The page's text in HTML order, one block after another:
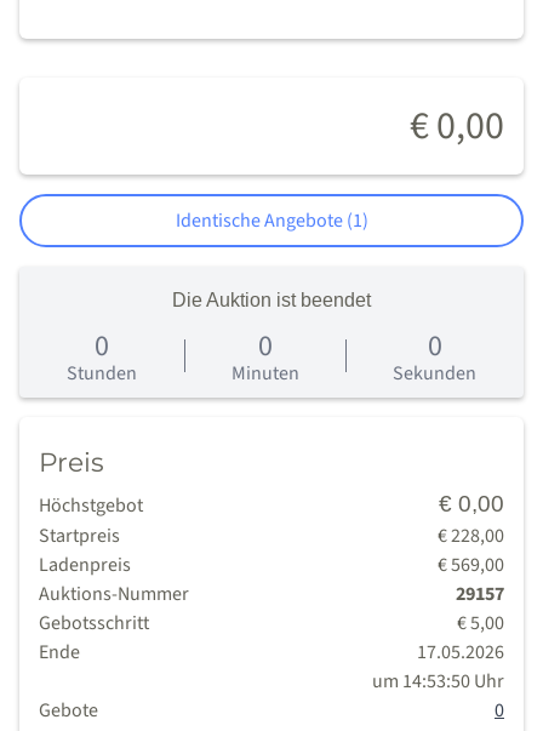
€ 0,00
Identische Angebote (1)
Die Auktion ist beendet
0
Stunden
0
Minuten
0
Sekunden
Preis
Höchstgebot € 0,00
Startpreis
€ 228,00
Ladenpreis
€ 569,00
Auktions-Nummer
29157
Gebotsschritt
€ 5,00
Ende
17.05.2026
um 14:53:50 Uhr
Gebote
0